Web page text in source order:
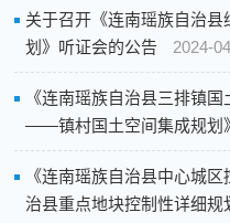
关于召开《连南瑶族自治县
划》听证会的公告
2024-
《连南瑶族自治县三排镇
——镇村国土空间集成规划
《连南瑶族自治县中心城
治县重点地块控制性详细